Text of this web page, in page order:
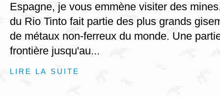
Espagne, je vous emmène visiter des
du Rio Tinto fait partie des plus grands
de métaux non-ferreux du monde. Une
frontière jusqu'au...
LIRE LA SUITE